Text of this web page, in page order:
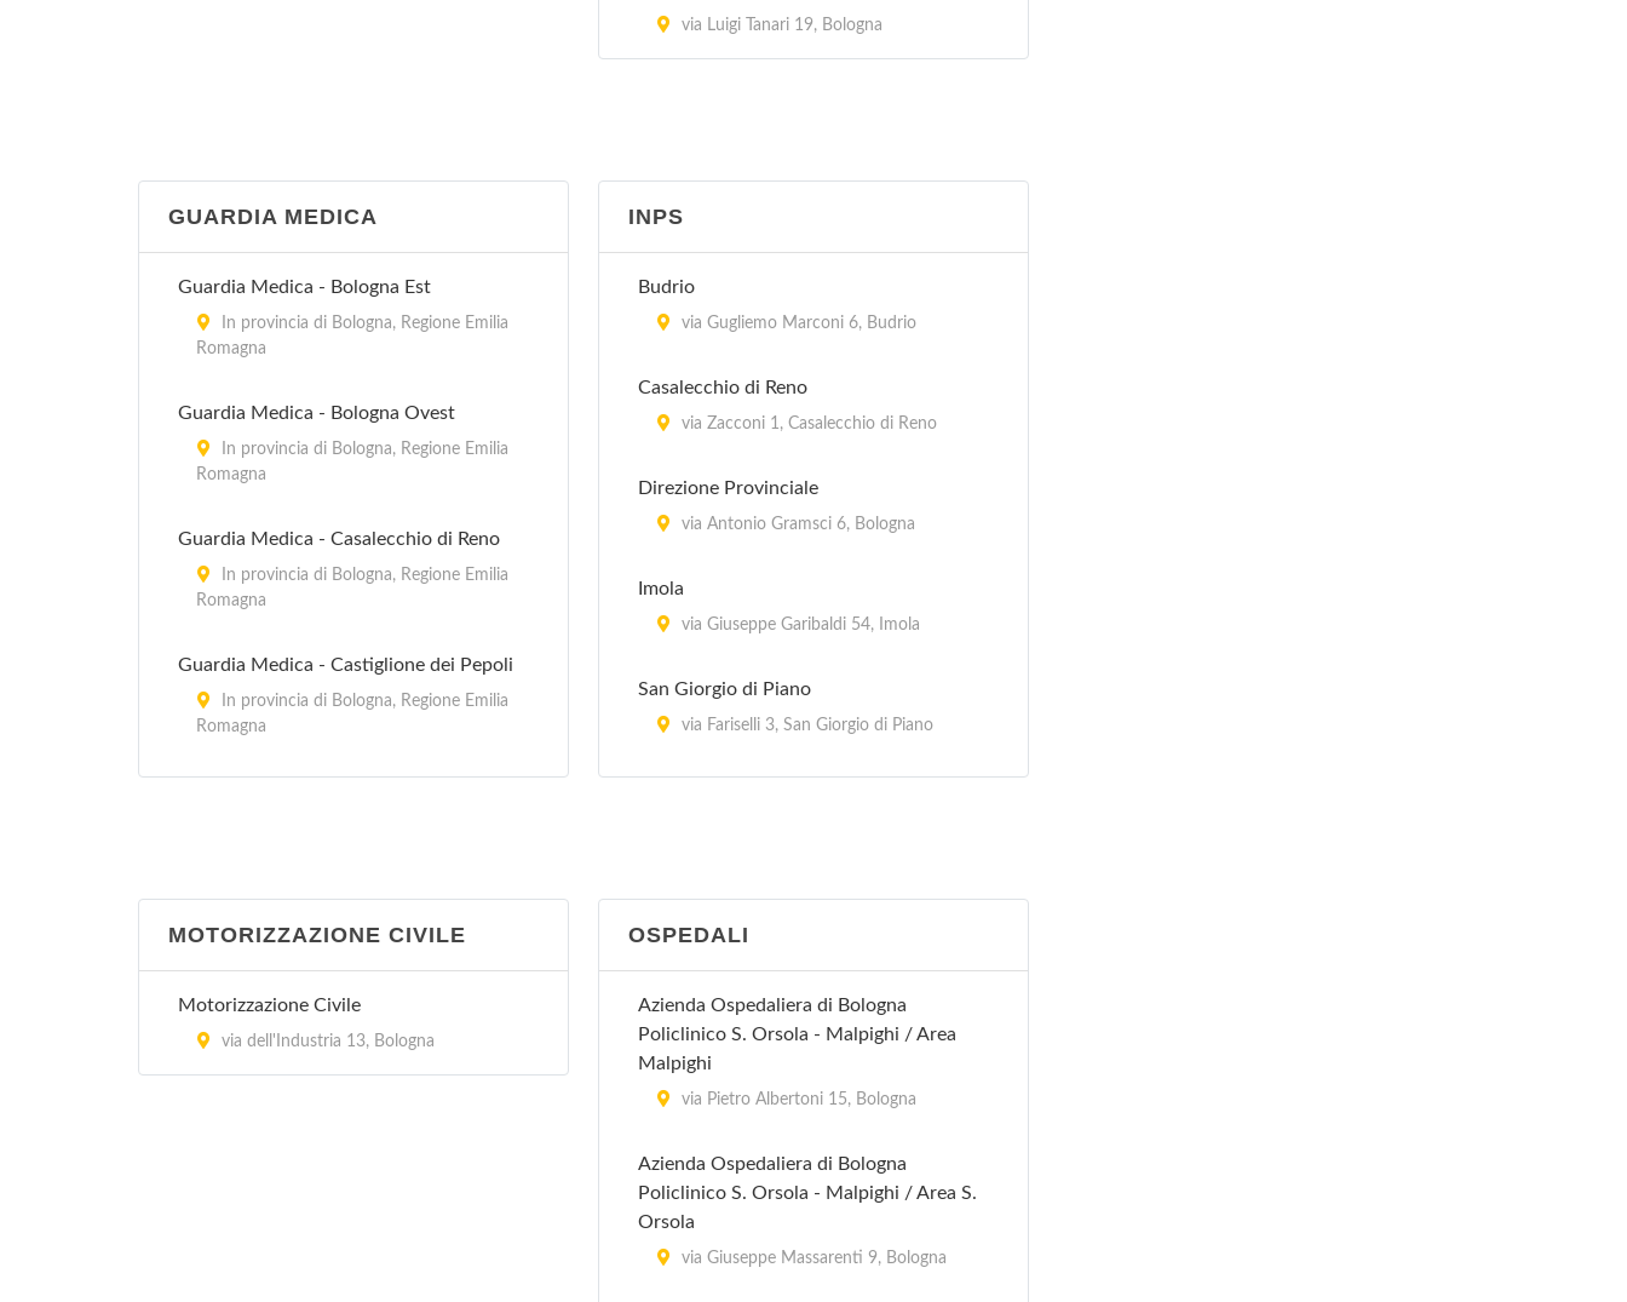
via Luigi Tanari 19, Bologna
GUARDIA MEDICA
Guardia Medica - Bologna Est
In provincia di Bologna, Regione Emilia
Romagna
Guardia Medica - Bologna Ovest
In provincia di Bologna, Regione Emilia
Romagna
Guardia Medica - Casalecchio di Reno
In provincia di Bologna, Regione Emilia
Romagna
Guardia Medica - Castiglione dei Pepoli
In provincia di Bologna, Regione Emilia
Romagna
Guardia Medica - Sasso Marconi
via Porrettana 216, Sasso Marconi
INPS
Budrio
via Gugliemo Marconi 6, Budrio
Casalecchio di Reno
via Zacconi 1, Casalecchio di Reno
Direzione Provinciale
via Antonio Gramsci 6, Bologna
Imola
via Giuseppe Garibaldi 54, Imola
San Giorgio di Piano
via Fariselli 3, San Giorgio di Piano
Vergato
via Papa Giovanni XXIII 12, Vergato
MOTORIZZAZIONE CIVILE
Motorizzazione Civile
via dell'Industria 13, Bologna
OSPEDALI
Azienda Ospedaliera di Bologna
Policlinico S. Orsola - Malpighi / Area
Malpighi
via Pietro Albertoni 15, Bologna
Azienda Ospedaliera di Bologna
Policlinico S. Orsola - Malpighi / Area S.
Orsola
via Giuseppe Massarenti 9, Bologna